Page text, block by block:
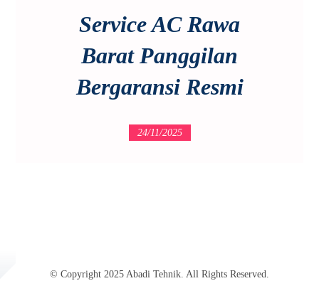
Service AC Rawa
Barat Panggilan
Bergaransi Resmi
24/11/2025
© Copyright 2025 Abadi Tehnik. All Rights Reserved.